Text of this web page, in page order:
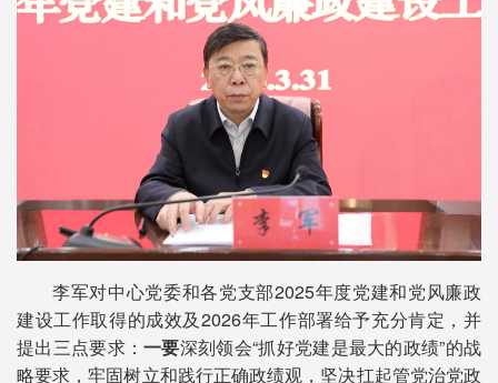
李军对中心党委和各党支部2025年度党建和党风廉政
建设工作取得的成效及2026年工作部署给予充分肯定，并
提出三点要求：一要深刻领会“抓好党建是最大的政绩”的战
略要求，牢固树立和践行正确政绩观，坚决扛起管党治党政